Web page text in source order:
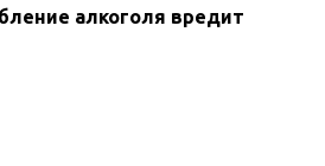
алкоголя вредит